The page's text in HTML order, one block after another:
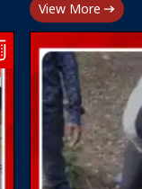
View More